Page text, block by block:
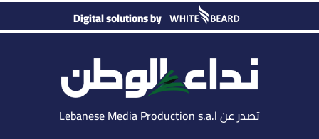
Digital solutions by
تصدر عن Lebanese Media Production s.a.l